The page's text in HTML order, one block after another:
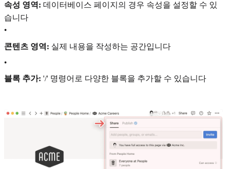
속성 영역: 데이터베이스 페이지의 경우 속성을 설정할 수 있
습니다
•
콘텐츠 영역: 실제 내용을 작성하는 공간입니다
•
블록 추가: '/' 명령어로 다양한 블록을 추가할 수 있습니다